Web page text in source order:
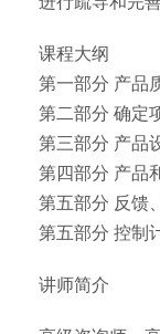
课程大纲
第一部分 产品
第二部分 确定
第三部分 产品
第四部分 产品
第五部分 反馈
第五部分 控制
讲师简介